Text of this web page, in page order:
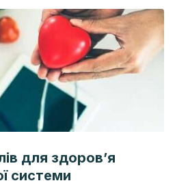
для здоров’я
системи